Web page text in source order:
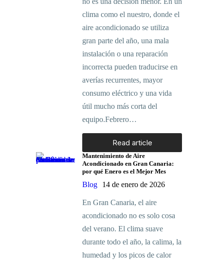
clima como el nuestro, donde el
aire acondicionado se utiliza
gran parte del año, una mala
instalación o una reparación
incorrecta pueden traducirse en
averías recurrentes, mayor
consumo eléctrico y una vida
útil mucho más corta del
equipo.Febrero…
Read article
Mantenimiento de Aire
Acondicionado en Gran Canaria:
por qué Enero es el Mejor Mes
Blog 14 de enero de 2026
En Gran Canaria, el aire
acondicionado no es solo cosa
del verano. El clima suave
durante todo el año, la calima, la
humedad y los picos de calor